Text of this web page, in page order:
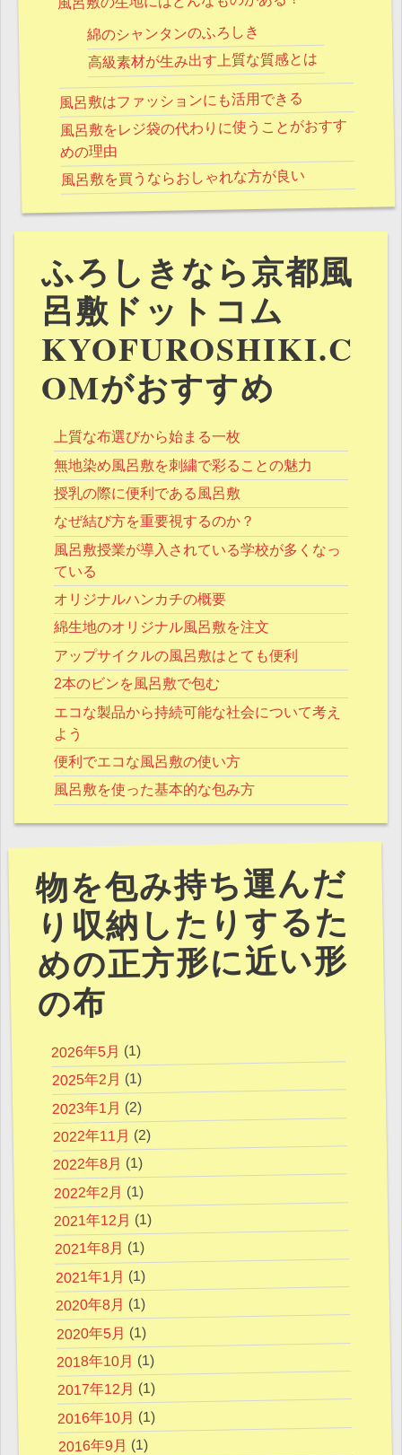
綿のシャンタンのふろしき
高級素材が生み出す上質な質感とは
風呂敷はファッションにも活用できる
風呂敷をレジ袋の代わりに使うことがおすす
めの理由
風呂敷を買うならおしゃれな方が良い
ふろしきなら京都風
呂敷ドットコム
KYOFUROSHIKI.C
OMがおすすめ
上質な布選びから始まる一枚
無地染め風呂敷を刺繍で彩ることの魅力
授乳の際に便利である風呂敷
なぜ結び方を重要視するのか？
風呂敷授業が導入されている学校が多くなっ
ている
オリジナルハンカチの概要
綿生地のオリジナル風呂敷を注文
アップサイクルの風呂敷はとても便利
2本のビンを風呂敷で包む
エコな製品から持続可能な社会について考え
よう
便利でエコな風呂敷の使い方
風呂敷を使った基本的な包み方
物を包み持ち運んだ
り収納したりするた
めの正方形に近い形
の布
2026年5月 (1)
2025年2月 (1)
2023年1月 (2)
2022年11月 (2)
2022年8月 (1)
2022年2月 (1)
2021年12月 (1)
2021年8月 (1)
2021年1月 (1)
2020年8月 (1)
2020年5月 (1)
2018年10月 (1)
2017年12月 (1)
2016年10月 (1)
2016年9月 (1)